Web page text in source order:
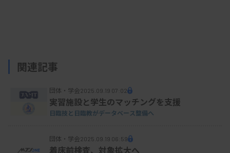
関連記事
団体・学会2025.09.19 07:02
実習施設と学生のマッチングを支援
日臨技と日臨教がデータベース整備へ
団体・学会2025.09.19 06:59
着床前検査、対象拡大へ